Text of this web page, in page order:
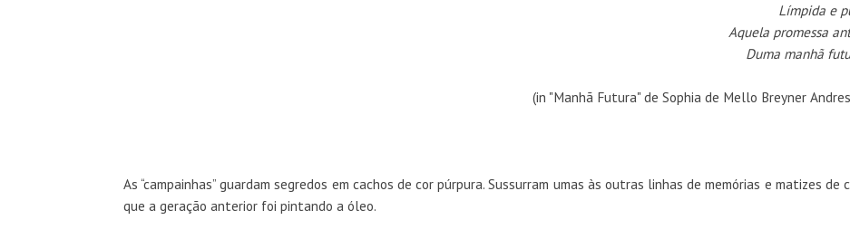
Límpida e
Aquela promessa
Duma manhã
(in "Manhã Futura" de Sophia de Mello Breyner
As “campainhas” guardam segredos em cachos de cor púrpura. Sussurram umas às outras linhas de memórias e matizes de
que a geração anterior foi pintando a óleo.